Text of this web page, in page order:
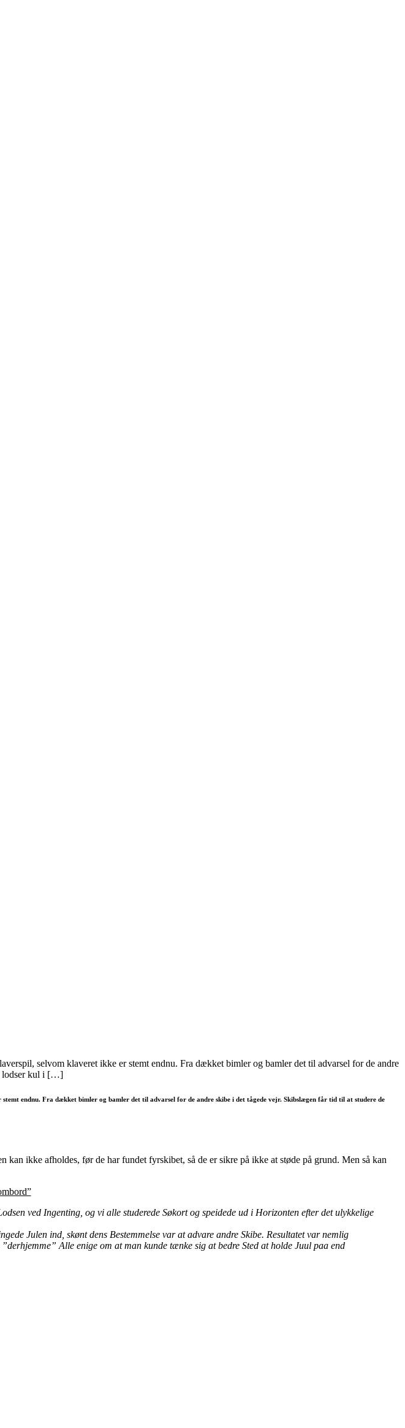
selvom klaveret ikke er stemt endnu. Fra dækket bimler og bamler det til advarsel for de andre
lodser kul i […]
endnu. Fra dækket bimler og bamler det til advarsel for de andre skibe i det tågede vejr. Skibslægen får tid til at studere de
ikke afholdes, før de har fundet fyrskibet, så de er sikre på ikke at støde på grund. Men så kan
ved Ingenting, og vi alle studerede Søkort og speidede ud i Horizonten efter det ulykkelige
Julen ind, skønt dens Bestemmelse var at advare andre Skibe. Resultatet var nemlig
Alle enige om at man kunde tænke sig at bedre Sted at holde Juul paa end